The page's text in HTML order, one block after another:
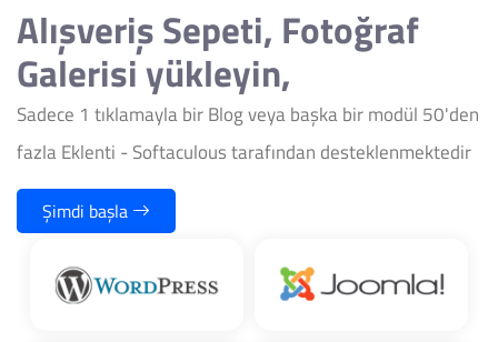
Alışveriş Sepeti, Fotoğraf
Galerisi yükleyin,
Sadece 1 tıklamayla bir Blog veya başka bir modül 50'den
fazla Eklenti - Softaculous tarafından desteklenmektedir
Şimdi başla